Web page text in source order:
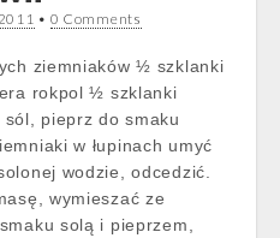
• 0 Comments
ziemniaków ½ szklanki
rokpol ½ szklanki
pieprz do smaku
w łupinach umyć
wodzie, odcedzić.
wymieszać ze
solą i pieprzem,